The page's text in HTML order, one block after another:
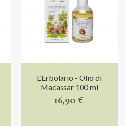
L'Erbolario - Olio di
Macassar 100 ml
16,90 €